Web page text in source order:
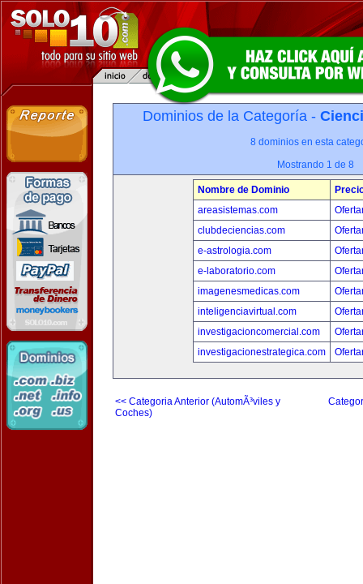
Dominios de la Categoría -
8 dominios en esta
Mostrando 1 de 8
Nombre de Dominio
areasistemas.com
clubdeciencias.com
e-astrologia.com
e-laboratorio.com
imagenesmedicas.com
inteligenciavirtual.com
investigacioncomercial.com
investigacionestrategica.com
<< Categoria Anterior (AutomÃ³viles y
Coches)